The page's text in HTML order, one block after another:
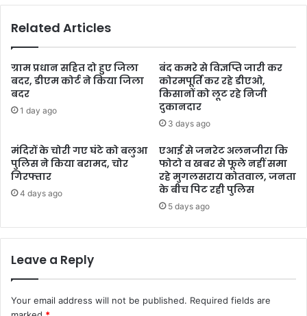
Related Articles
ग्राम प्रधान सहित दो हुए जिला
बदर, डीएम कोर्ट ने किया जिला
बदर
1 day ago
बंद कमरे से विज्ञप्ति जारी कर
कोरमपूर्ति कर रहे डीएओ,
किसानों को लूट रहे निजी
दुकानदार
3 days ago
मंदिरों के चोरी गए घंटे को बलुआ
पुलिस ने किया बरामद, चोर
गिरफ्तार
4 days ago
एआई से जनरेट अलनजीरा कि
फोटो व खबर से फूले नहीं समा
रहे मुगलसराय कोतवाल, जनता
के बीच पिट रही पुलिस
5 days ago
Leave a Reply
Your email address will not be published. Required fields are